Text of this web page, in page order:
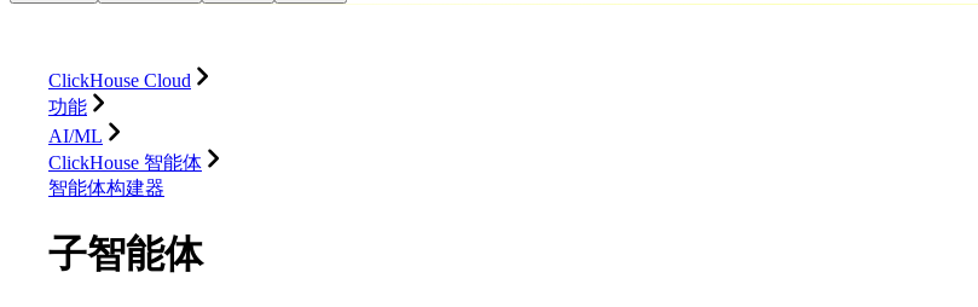
ClickHouse Cloud
功能
AI/ML
ClickHouse 智能体
智能体构建器
子智能体